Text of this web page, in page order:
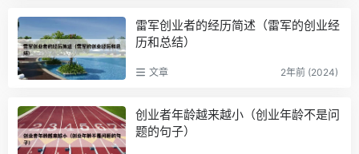
雷军创业者的经历简述（雷军的创业经
历和总结）
文章 2年前 (2024)
创业者年龄越来越小（创业年龄不是问
题的句子）